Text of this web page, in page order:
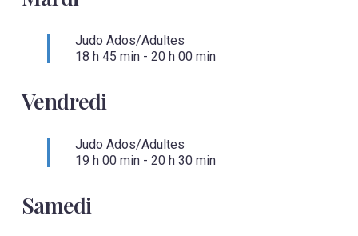
Judo Ados/Adultes
18 h 45 min - 20 h 00 min
Vendredi
Judo Ados/Adultes
19 h 00 min - 20 h 30 min
Samedi